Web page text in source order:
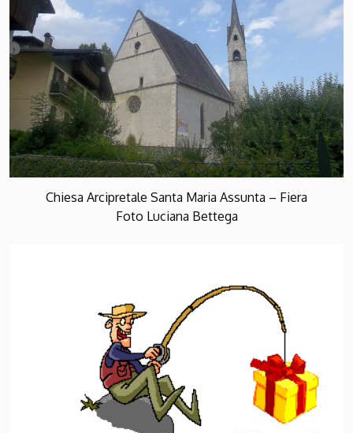
Chiesa Arcipretale Santa Maria Assunta – Fiera
Foto Luciana Bettega